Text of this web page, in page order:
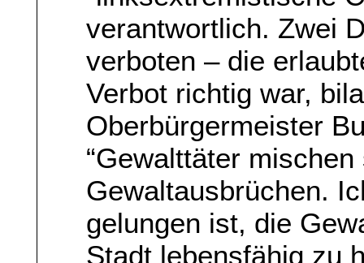
verantwortlich. Zwei
verboten – die
Verbot richtig war,
Oberbürgermeister
“Gewalttäter
Gewaltausbrüchen.
gelungen ist, die
Stadt lebensfähig zu